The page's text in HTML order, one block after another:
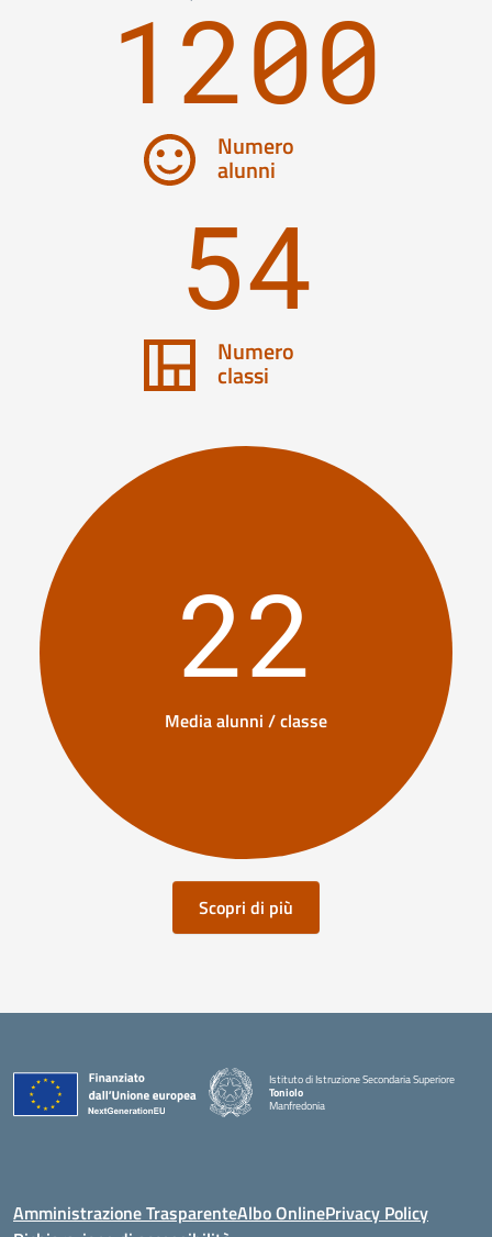
1200
Numero
alunni
54
Numero
classi
22
Media alunni / classe
Scopri di più
Istituto di Istruzione Secondaria Superiore
Toniolo
Manfredonia
Amministrazione TrasparenteAlbo OnlinePrivacy Policy